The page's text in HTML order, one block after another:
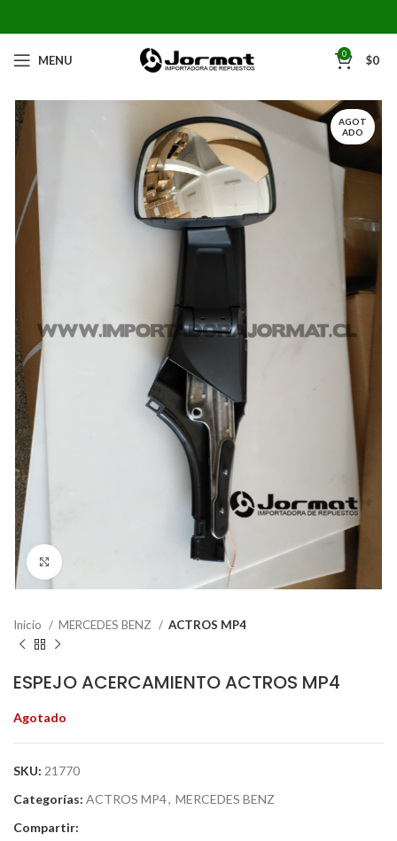
MENU 0 $0
AGOT
ADO
Inicio MERCEDES BENZ ACTROS MP4
ESPEJO ACERCAMIENTO ACTROS MP4
Agotado
SKU: 21770
Categorías: ACTROS MP4, MERCEDES BENZ
Compartir: